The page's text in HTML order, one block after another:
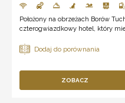
Położony na obrzeżach Borów
czterogwiazdkowy hotel, który
ZOBACZ